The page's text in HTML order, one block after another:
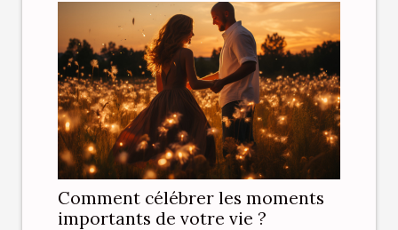
Comment célébrer les moments
importants de votre vie ?